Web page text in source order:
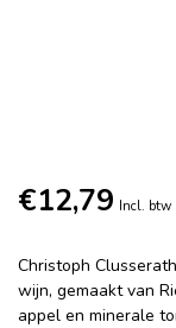
€12,79 Incl. btw
Christoph
wijn, gemaakt van
appel en minerale